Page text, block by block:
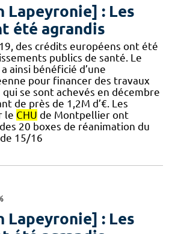
Lapeyronie] : Les
été agrandis
des crédits européens ont été
publics de santé. Le
ainsi bénéficié d’une
pour financer des travaux
se sont achevés en décembre
de près de 1,2M d’€. Les
le CHU de Montpellier ont
20 boxes de réanimation du
15/16
Lapeyronie] : Les